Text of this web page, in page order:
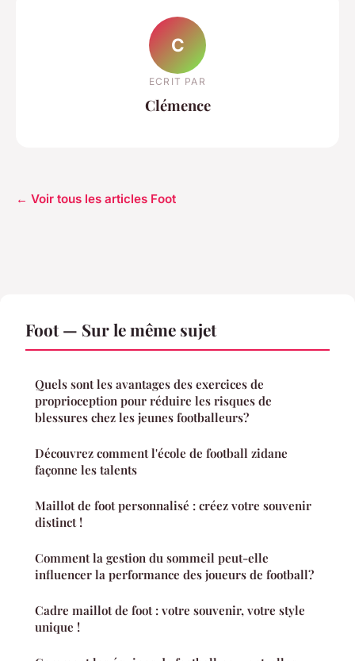
C
ECRIT PAR
Clémence
← Voir tous les articles Foot
Foot — Sur le même sujet
Quels sont les avantages des exercices de
proprioception pour réduire les risques de
blessures chez les jeunes footballeurs?
Découvrez comment l'école de football zidane
façonne les talents
Maillot de foot personnalisé : créez votre souvenir
distinct !
Comment la gestion du sommeil peut-elle
influencer la performance des joueurs de football?
Cadre maillot de foot : votre souvenir, votre style
unique !